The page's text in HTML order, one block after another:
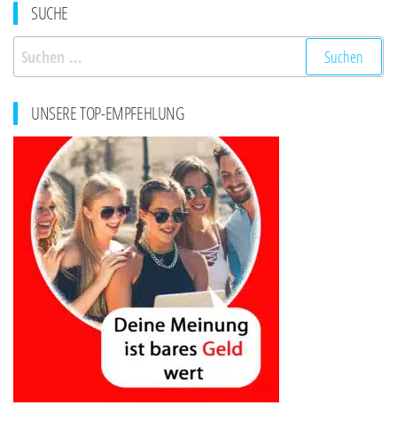
SUCHE
Suchen
nach:
UNSERE TOP-EMPFEHLUNG